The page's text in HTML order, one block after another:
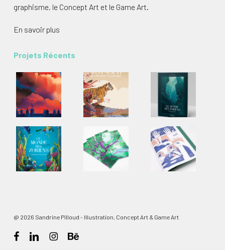
graphisme, le Concept Art et le Game Art.
En savoir plus
Projets Récents
@ 2026 Sandrine Pilloud - Illustration, Concept Art & Game Art
facebooklinkedininstagrambehance